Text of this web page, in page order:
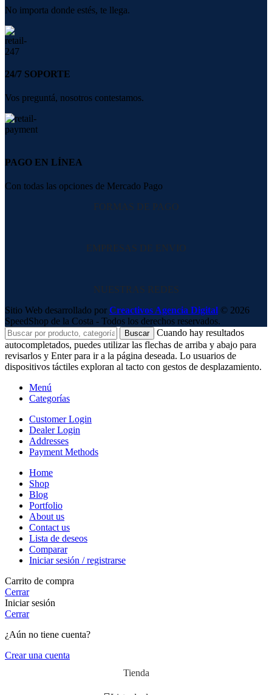
No importa donde estés, te llega.
24/7 SOPORTE
Vos preguntá, nosotros contestamos.
PAGO EN LÍNEA
Con todas las opciones de Mercado Pago
FORMAS DE PAGO
EMPRESAS DE ENVIO
NUESTRAS REDES
Sitio Web desarrollado por Creactivos Agencia Digital © 2026
SpeedShop de la Costa - Todos los derechos reservados.
Buscar
Cuando hay resultados
autocompletados, puedes utilizar las flechas de arriba y abajo para
revisarlos y Enter para ir a la página deseada. Lo usuarios de
dispositivos táctiles exploran al tacto con gestos de desplazamiento.
Menú
Categorías
Customer Login
Dealer Login
Addresses
Payment Methods
Home
Shop
Blog
Portfolio
About us
Contact us
Lista de deseos
Comparar
Iniciar sesión / registrarse
Carrito de compra
Cerrar
Iniciar sesión
Cerrar
¿Aún no tiene cuenta?
Crear una cuenta
Tienda